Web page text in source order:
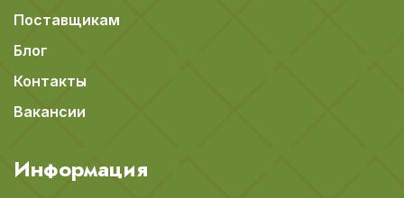
Поставщикам
Блог
Контакты
Вакансии
Информация